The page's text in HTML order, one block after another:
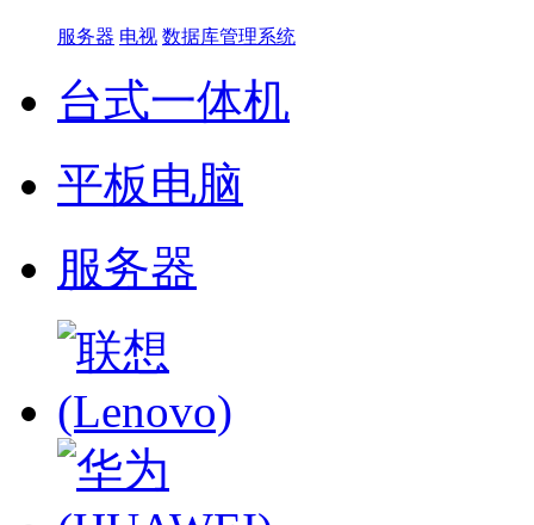
服务器 电视 数据库管理系统
台式一体机
平板电脑
服务器